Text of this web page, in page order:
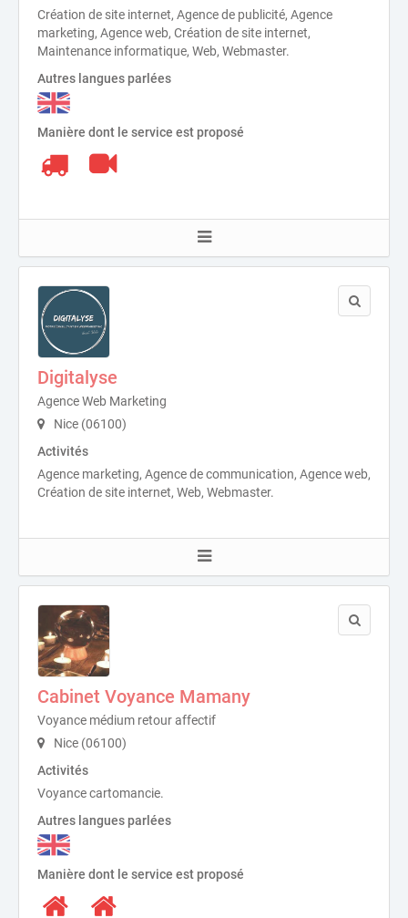
Création de site internet, Agence de publicité, Agence
marketing, Agence web, Création de site internet,
Maintenance informatique, Web, Webmaster.
Autres langues parlées
Manière dont le service est proposé
Digitalyse
Agence Web Marketing
Nice (06100)
Activités
Agence marketing, Agence de communication, Agence web,
Création de site internet, Web, Webmaster.
Cabinet Voyance Mamany
Voyance médium retour affectif
Nice (06100)
Activités
Voyance cartomancie.
Autres langues parlées
Manière dont le service est proposé